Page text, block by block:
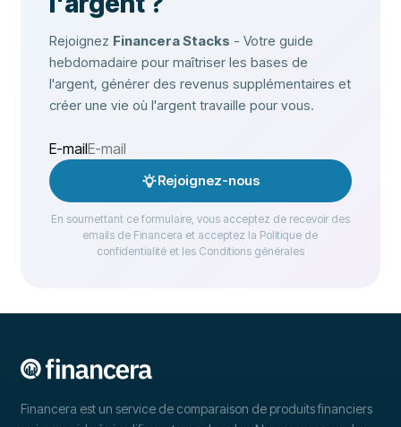
Rejoignez Financera Stacks - Votre guide
hebdomadaire pour maîtriser les bases de
l'argent, générer des revenus supplémentaires et
créer une vie où l'argent travaille pour vous.
E-mail
Rejoignez-nous
En soumettant ce formulaire, vous acceptez de recevoir des
emails de Financera et acceptez la Politique de
confidentialité et les Conditions générales
Financera est un service de comparaison de produits financiers